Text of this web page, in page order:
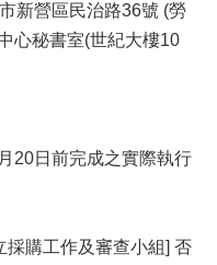
新營區民治路36號 (勞
心秘書室(世紀大樓10
20日前完成之實際執行
採購工作及審查小組] 否